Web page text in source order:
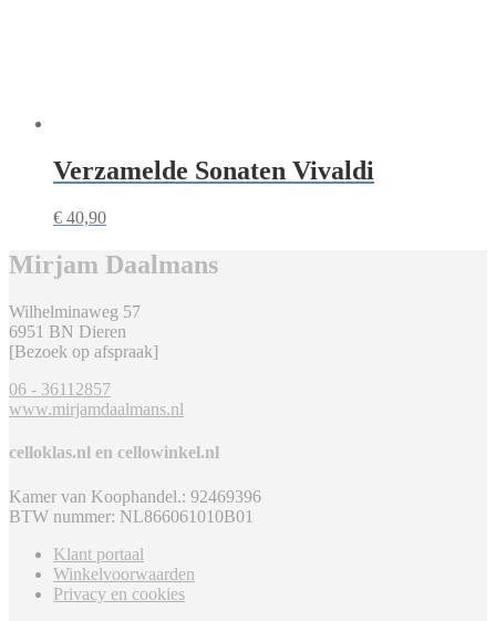
Verzamelde Sonaten Vivaldi
€ 40,90
Mirjam Daalmans
Wilhelminaweg 57
6951 BN Dieren
[Bezoek op afspraak]
06 - 36112857
www.mirjamdaalmans.nl
celloklas.nl en cellowinkel.nl
Kamer van Koophandel.: 92469396
BTW nummer: NL866061010B01
Klant portaal
Winkelvoorwaarden
Privacy en cookies